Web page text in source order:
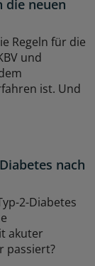
die neuen
Regeln für die
und
ist. Und
nach
2-Diabetes
akuter
passiert?